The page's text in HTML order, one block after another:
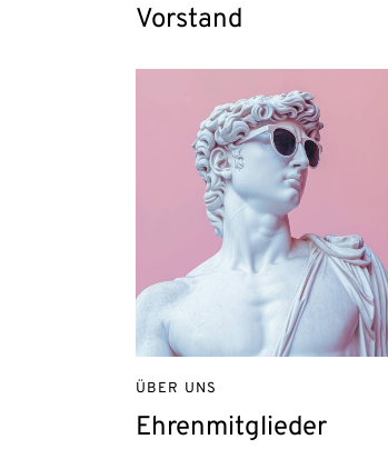
Vorstand
Ehrenmitglieder
ÜBER UNS